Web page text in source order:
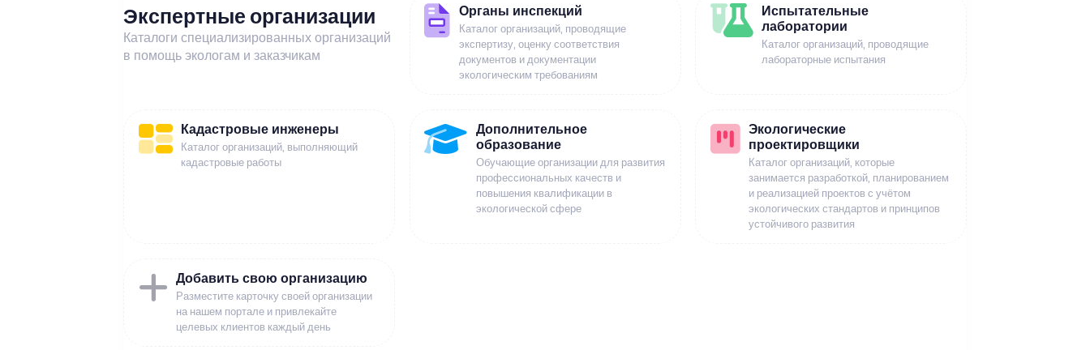
Экспертные организации
Каталоги специализированных организаций
в помощь экологам и заказчикам
Органы инспекций
Каталог организаций, проводящие
экспертизу, оценку соответствия
документов и документации
экологическим требованиям
Испытательные
лаборатории
Каталог организаций, проводящие
лабораторные испытания
Кадастровые инженеры
Каталог организаций, выполняющий
кадастровые работы
Дополнительное
образование
Обучающие организации для развития
профессиональных качеств и
повышения квалификации в
экологической сфере
Экологические
проектировщики
Каталог организаций, которые
занимается разработкой, планированием
и реализацией проектов с учётом
экологических стандартов и принципов
устойчивого развития
Добавить свою организацию
Разместите карточку своей организации
на нашем портале и привлекайте
целевых клиентов каждый день